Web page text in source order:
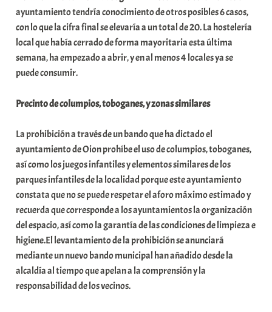
ayuntamiento tendría conocimiento de otros posibles 6 casos,
con lo que la cifra final se elevaría a un total de 20. La hostelería
local que había cerrado de forma mayoritaria esta última
semana, ha empezado a abrir, y en al menos 4 locales ya se
puede consumir.
Precinto de columpios, toboganes, y zonas similares
La prohibición a través de un bando que ha dictado el
ayuntamiento de Oion prohíbe el uso de columpios, toboganes,
así como los juegos infantiles y elementos similares de los
parques infantiles de la localidad porque este ayuntamiento
constata que no se puede respetar el aforo máximo estimado y
recuerda que corresponde a los ayuntamientos la organización
del espacio, así como la garantía de las condiciones de limpieza e
higiene.El levantamiento de la prohibición se anunciará
mediante un nuevo bando municipal han añadido desde la
alcaldía al tiempo que apelan a la comprensión y la
responsabilidad de los vecinos.